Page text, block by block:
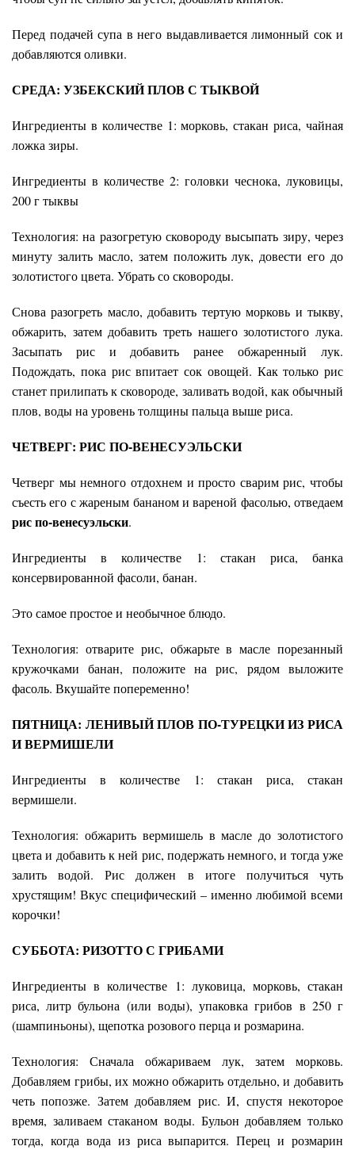
Перед подачей супа в него выдавливается лимонный сок и
добавляются оливки.
СРЕДА: УЗБЕКСКИЙ ПЛОВ С ТЫКВОЙ
Ингредиенты в количестве 1: морковь, стакан риса, чайная
ложка зиры.
Ингредиенты в количестве 2: головки чеснока, луковицы,
200 г тыквы
Технология: на разогретую сковороду высыпать зиру, через
минуту залить масло, затем положить лук, довести его до
золотистого цвета. Убрать со сковороды.
Снова разогреть масло, добавить тертую морковь и тыкву,
обжарить, затем добавить треть нашего золотистого лука.
Засыпать рис и добавить ранее обжаренный лук.
Подождать, пока рис впитает сок овощей. Как только рис
станет прилипать к сковороде, заливать водой, как обычный
плов, воды на уровень толщины пальца выше риса.
ЧЕТВЕРГ: РИС ПО-ВЕНЕСУЭЛЬСКИ
Четверг мы немного отдохнем и просто сварим рис, чтобы
съесть его с жареным бананом и вареной фасолью, отведаем
рис по-венесуэльски.
Ингредиенты в количестве 1: стакан риса, банка
консервированной фасоли, банан.
Это самое простое и необычное блюдо.
Технология: отварите рис, обжарьте в масле порезанный
кружочками банан, положите на рис, рядом выложите
фасоль. Вкушайте попеременно!
ПЯТНИЦА: ЛЕНИВЫЙ ПЛОВ ПО-ТУРЕЦКИ ИЗ РИСА
И ВЕРМИШЕЛИ
Ингредиенты в количестве 1: стакан риса, стакан
вермишели.
Технология: обжарить вермишель в масле до золотистого
цвета и добавить к ней рис, подержать немного, и тогда уже
залить водой. Рис должен в итоге получиться чуть
хрустящим! Вкус специфический – именно любимой всеми
корочки!
СУББОТА: РИЗОТТО С ГРИБАМИ
Ингредиенты в количестве 1: луковица, морковь, стакан
риса, литр бульона (или воды), упаковка грибов в 250 г
(шампиньоны), щепотка розового перца и розмарина.
Технология: Сначала обжариваем лук, затем морковь.
Добавляем грибы, их можно обжарить отдельно, и добавить
четь попозже. Затем добавляем рис. И, спустя некоторое
время, заливаем стаканом воды. Бульон добавляем только
тогда, когда вода из риса выпарится. Перец и розмарин